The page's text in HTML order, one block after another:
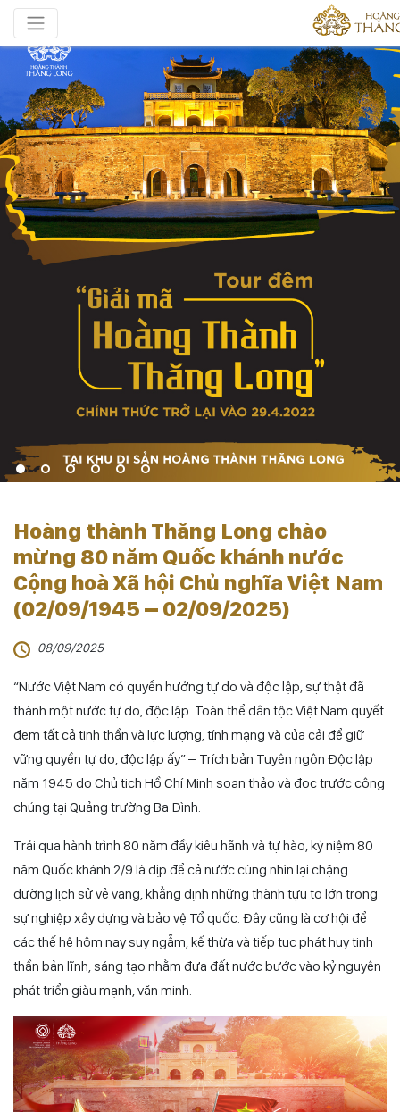
Hoàng thành Thăng Long chào
mừng 80 năm Quốc khánh nước
Cộng hoà Xã hội Chủ nghĩa Việt Nam
(02/09/1945 – 02/09/2025)
08/09/2025
“Nước Việt Nam có quyền hưởng tự do và độc lập, sự thật đã
thành một nước tự do, độc lập. Toàn thể dân tộc Việt Nam quyết
đem tất cả tinh thần và lực lượng, tính mạng và của cải để giữ
vững quyền tự do, độc lập ấy” – Trích bản Tuyên ngôn Độc lập
năm 1945 do Chủ tịch Hồ Chí Minh soạn thảo và đọc trước công
chúng tại Quảng trường Ba Đình.
Trải qua hành trình 80 năm đầy kiêu hãnh và tự hào, kỷ niệm 80
năm Quốc khánh 2/9 là dịp để cả nước cùng nhìn lại chặng
đường lịch sử vẻ vang, khẳng định những thành tựu to lớn trong
sự nghiệp xây dựng và bảo vệ Tổ quốc. Đây cũng là cơ hội để
các thế hệ hôm nay suy ngẫm, kế thừa và tiếp tục phát huy tinh
thần bản lĩnh, sáng tạo nhằm đưa đất nước bước vào kỷ nguyên
phát triển giàu mạnh, văn minh.